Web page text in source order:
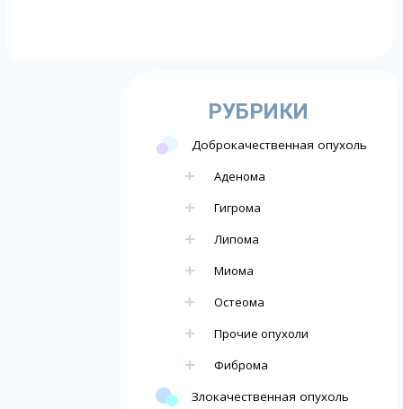
РУБРИКИ
Доброкачественная опухоль
Аденома
Гигрома
Липома
Миома
Остеома
Прочие опухоли
Фиброма
Злокачественная опухоль